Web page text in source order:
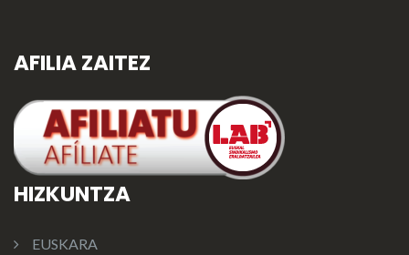
AFILIA ZAITEZ
HIZKUNTZA
EUSKARA